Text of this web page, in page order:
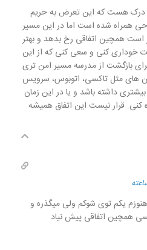
درک هست که این تعرض به حریم
همراه شده است اما در این مسیر
همچین اتفاقی رخ بدهد و بهتر
خوداری کنی و سعی کنی که از این
بازگشت از مدرسه مسیر امن تری
های مثل تاکسی، اتوبوس، سرویس
داشته باشد و یا در این زمان
قرار نیست این اتفاق همیشه
یکم توی شوکم ولی میگذره و
همچین اتفاقی پیش نیاد